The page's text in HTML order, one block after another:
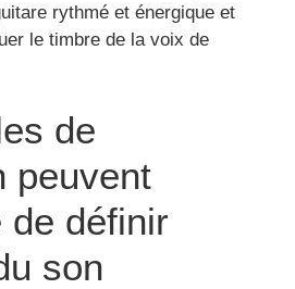
rythmé et énergique et
le timbre de la voix de
de
peuvent
de définir
son